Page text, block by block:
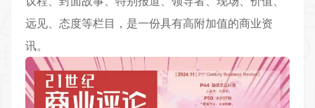
远见、态度等栏目，是一份具有高附加值的商业资
讯。